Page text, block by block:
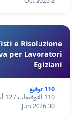
e Risoluzione
per Lavoratori
Egiziani
110 توقيع
110 التوقيعات / 12 أشهر
30 Jun 2026